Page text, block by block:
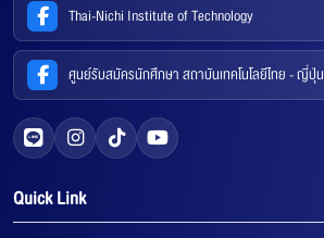
Thai-Nichi Institute of Technology
ศูนย์รับสมัครนักศึกษา สถาบันเทคโนโลยีไทย - ญี่ปุ่น
Quick Link